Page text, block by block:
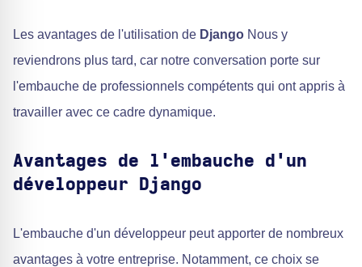
Les avantages de l'utilisation de Django Nous y
reviendrons plus tard, car notre conversation porte sur
l'embauche de professionnels compétents qui ont appris à
travailler avec ce cadre dynamique.
Avantages de l'embauche d'un
développeur Django
L'embauche d'un développeur peut apporter de nombreux
avantages à votre entreprise. Notamment, ce choix se